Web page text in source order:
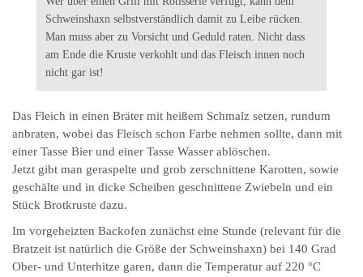
Schweinshaxn selbstverständlich damit zu Leibe rücken.
Man muss aber zu Vorsicht und Geduld raten. Nicht dass
am Ende die Kruste verkohlt und das Fleisch innen noch
nicht gar ist!
Das Fleich in einen Bräter mit heißem Schmalz setzen, rundum
anbraten, wobei das Fleisch schon Farbe nehmen sollte, dann mit
einer Tasse Bier und einer Tasse Wasser ablöschen.
Jetzt gibt man geraspelte und grob zerschnittene Karotten, sowie
geschälte und in dicke Scheiben geschnittene Zwiebeln und ein
Stück Brotkruste dazu.
Im vorgeheizten Backofen zunächst eine Stunde (relevant für die
Bratzeit ist natürlich die Größe der Schweinshaxn) bei 140 Grad
Ober- und Unterhitze garen, dann die Temperatur auf 220 °C